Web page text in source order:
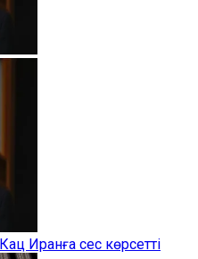
Иранға сес көрсетті